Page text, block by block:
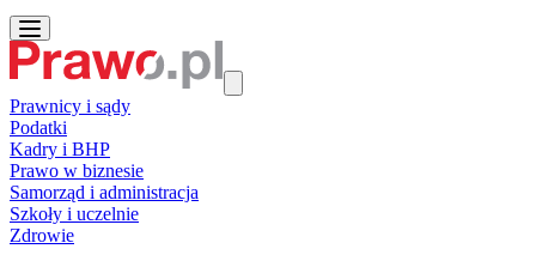
Prawnicy i sądy
Podatki
Kadry i BHP
Prawo w biznesie
Samorząd i administracja
Szkoły i uczelnie
Zdrowie